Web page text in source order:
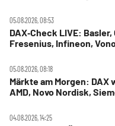
05.08.2026, 08:53
DAX‑Check LIVE:
Fresenius, Infineon,
05.08.2026, 08:18
Märkte am Morgen: DAX
AMD, Novo Nordisk,
04.08.2026, 14:25